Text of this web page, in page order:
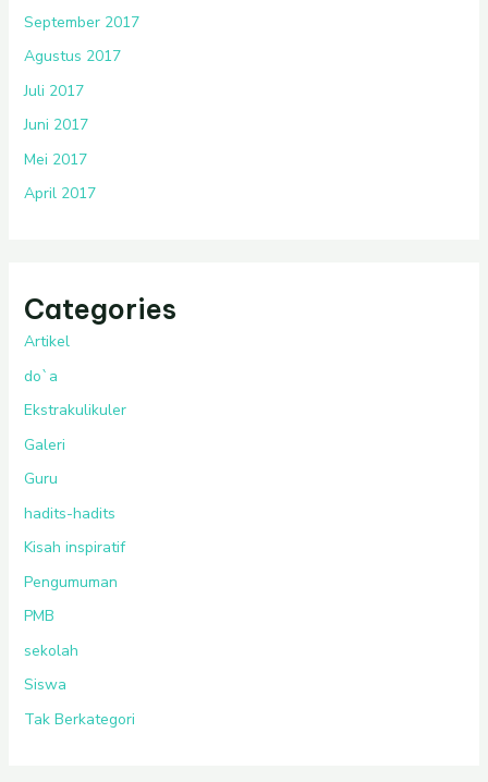
September 2017
Agustus 2017
Juli 2017
Juni 2017
Mei 2017
April 2017
Categories
Artikel
do`a
Ekstrakulikuler
Galeri
Guru
hadits-hadits
Kisah inspiratif
Pengumuman
PMB
sekolah
Siswa
Tak Berkategori